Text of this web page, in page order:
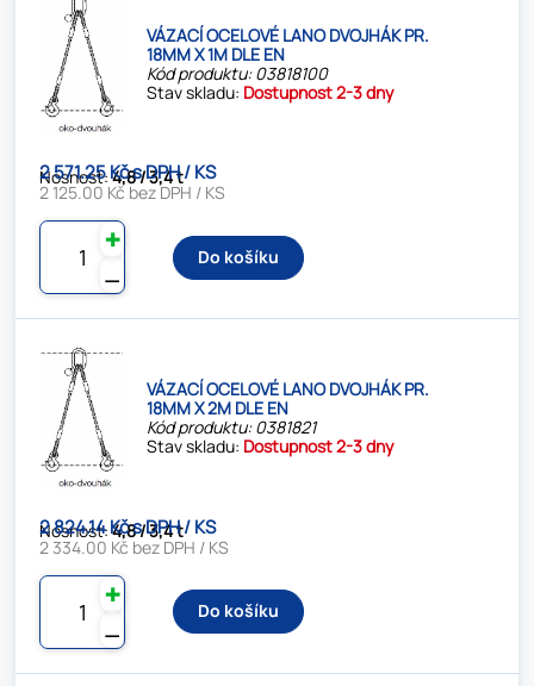
VÁZACÍ OCELOVÉ LANO DVOJHÁK PR.
18MM X 1M DLE EN
Kód produktu: 03818100
Stav skladu: Dostupnost 2-3 dny
Nosnost:4,8 / 3,4 t
2 571.25 Kč s DPH / KS
2 125.00 Kč bez DPH / KS
⚊
✚
Do košíku
VÁZACÍ OCELOVÉ LANO DVOJHÁK PR.
18MM X 2M DLE EN
Kód produktu: 0381821
Stav skladu: Dostupnost 2-3 dny
Nosnost:4,8 / 3,4 t
2 824.14 Kč s DPH / KS
2 334.00 Kč bez DPH / KS
⚊
✚
Do košíku